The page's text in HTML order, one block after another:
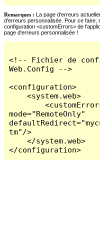
Remarques : La page d'erreurs
d'erreurs personnalisée. Pour ce faire,
configuration <customErrors> de
page d'erreurs personnalisée !
<!-- Fichier de
Web.Config -->
<configuration>
    <system.web>
        <customErrors
mode="RemoteOnly"
tm"/>
    </system.web>
</configuration>